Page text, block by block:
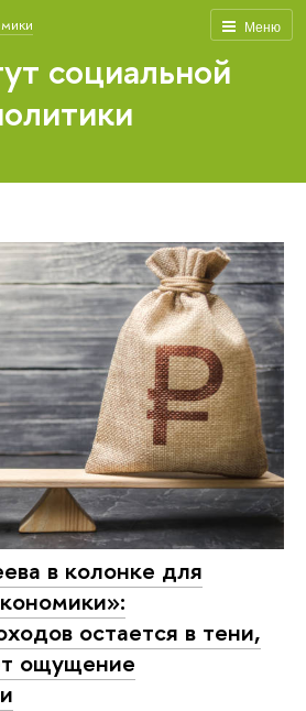
Меню
социальной
в колонке для
остается в тени,
ощущение